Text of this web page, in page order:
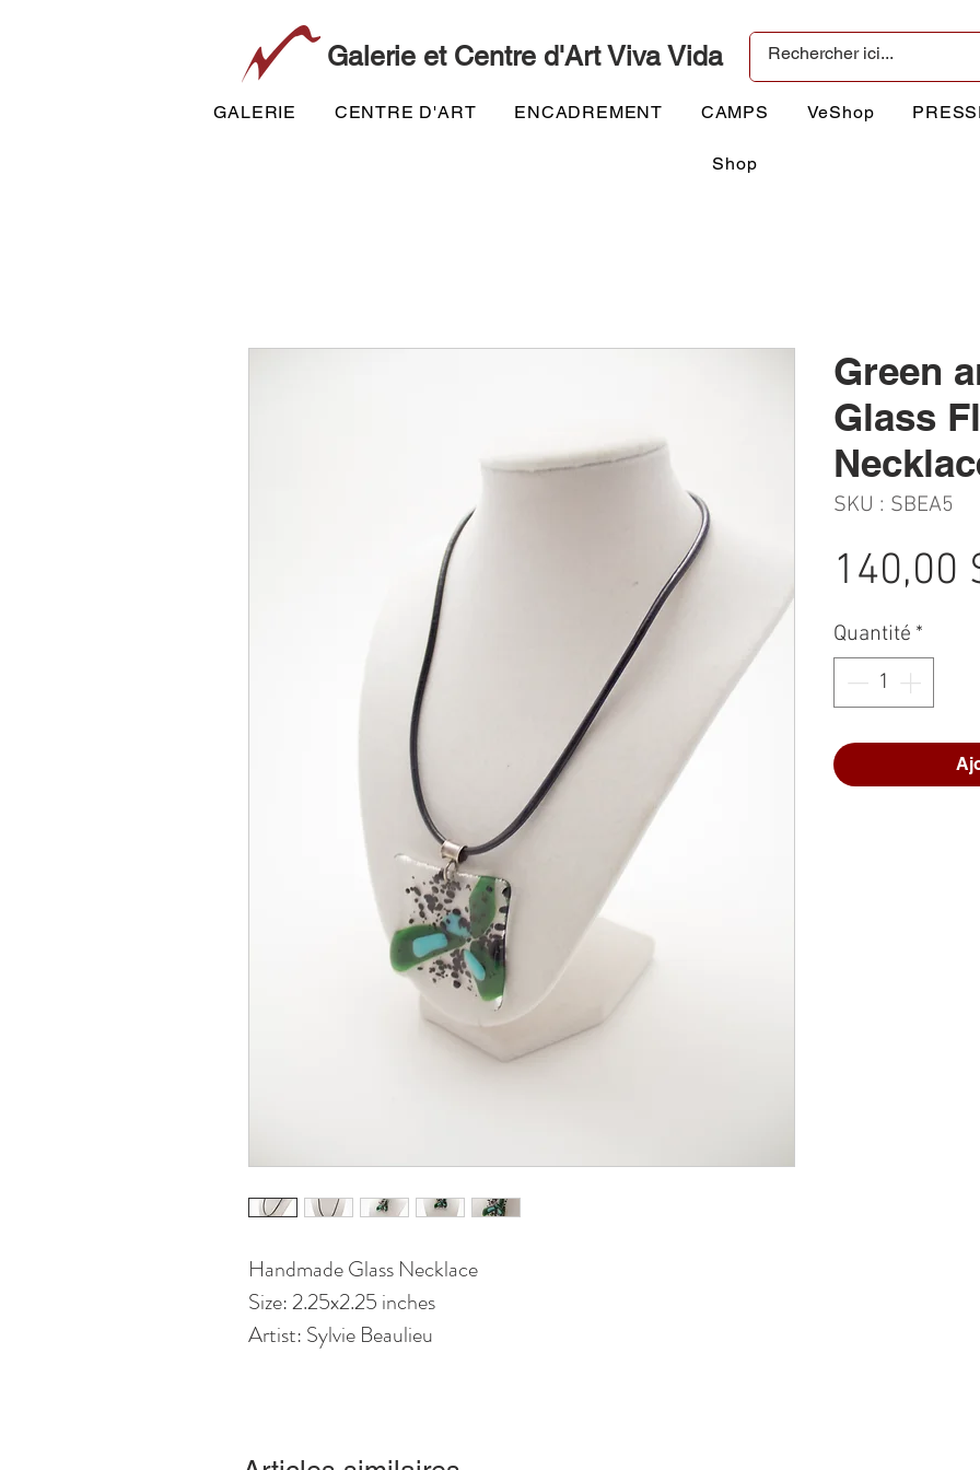
Galerie et Centre d'Art Viva Vida
GALERIE CENTRE D'ART ENCADREMENT CAMPS VeShop
Shop
Handmade Glass Necklace
Size: 2.25x2.25 inches
Artist: Sylvie Beaulieu
Green
Glass
SKU : SBEA5
140,00
Quantité *